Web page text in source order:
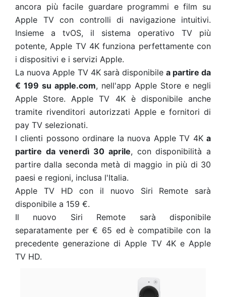
ancora più facile guardare programmi e film su
Apple TV con controlli di navigazione intuitivi.
Insieme a tvOS, il sistema operativo TV più
potente, Apple TV 4K funziona perfettamente con
i dispositivi e i servizi Apple.
La nuova Apple TV 4K sarà disponibile a partire da
€ 199 su apple.com, nell'app Apple Store e negli
Apple Store. Apple TV 4K è disponibile anche
tramite rivenditori autorizzati Apple e fornitori di
pay TV selezionati.
I clienti possono ordinare la nuova Apple TV 4K a
partire da venerdì 30 aprile, con disponibilità a
partire dalla seconda metà di maggio in più di 30
paesi e regioni, inclusa l'Italia.
Apple TV HD con il nuovo Siri Remote sarà
disponibile a 159 €.
Il nuovo Siri Remote sarà disponibile
separatamente per € 65 ed è compatibile con la
precedente generazione di Apple TV 4K e Apple
TV HD.